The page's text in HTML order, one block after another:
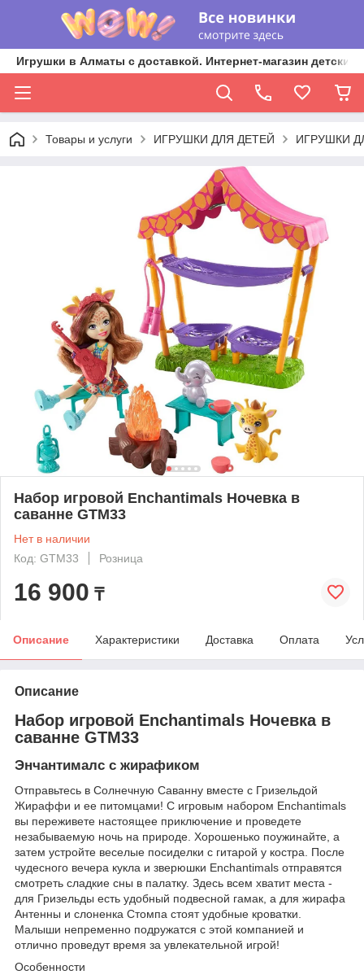
Игрушки в Алматы с доставкой. Интернет-магазин
Товары и услуги ИГРУШКИ ДЛЯ ДЕТЕЙ ИГРУШКИ
Набор игровой Enchantimals Ночевка в
саванне GTM33
Нет в наличии
Код: GTM33
Розница
16 900 ₸
Описание Характеристики Доставка Оплата
Описание
Набор игровой Enchantimals Ночевка в
саванне GTM33
Энчантималс с жирафиком
Отправьтесь в Солнечную Саванну вместе с Гризельдой
Жираффи и ее питомцами! С игровым набором Enchantimals
вы переживете настоящее приключение и проведете
незабываемую ночь на природе. Хорошенько поужинайте, а
затем устройте веселые посиделки с гитарой у костра. После
чудесного вечера кукла и зверюшки Enchantimals отправятся
смотреть сладкие сны в палатку. Здесь всем хватит места -
для Гризельды есть удобный подвесной гамак, а для жирафа
Антенны и слоненка Стомпа стоят удобные кроватки.
Малыши непременно подружатся с этой компанией и
отлично проведут время за увлекательной игрой!
Особенности